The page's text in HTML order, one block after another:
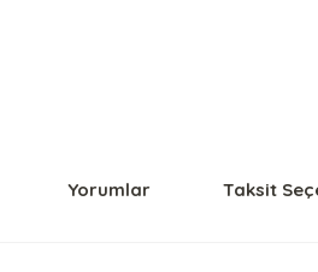
Yorumlar Taksit